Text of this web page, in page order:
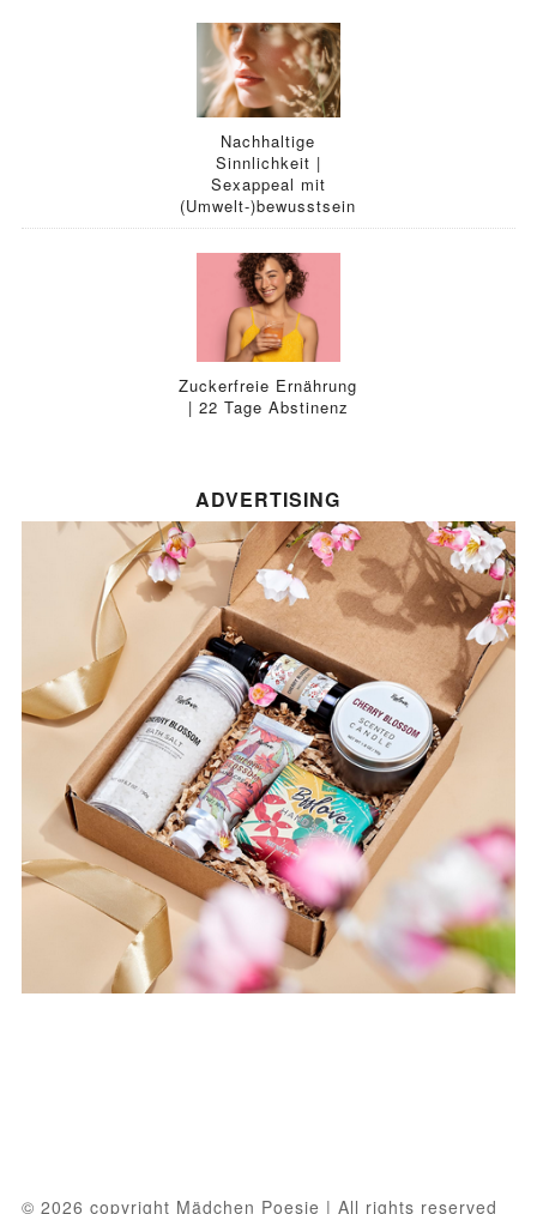
Nachhaltige
Sinnlichkeit |
Sexappeal mit
(Umwelt-)bewusstsein
Zuckerfreie Ernährung
| 22 Tage Abstinenz
ADVERTISING
© 2026 copyright Mädchen Poesie | All rights reserved